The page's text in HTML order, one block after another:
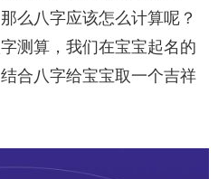
么八字应该怎么计算呢？
测算，我们在宝宝起名的
合八字给宝宝取一个吉祥